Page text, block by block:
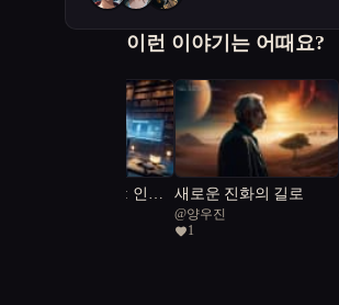
이런 이야기는 어때요?
타이탄의 두 얼굴: 인간
새로운 진화의 길로
@양우진
1